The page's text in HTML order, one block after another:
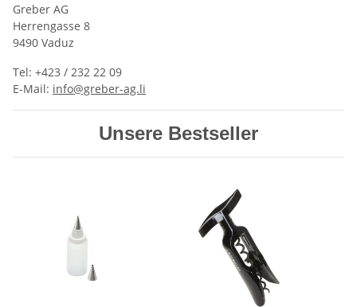
Greber AG
Herrengasse 8
9490 Vaduz
Tel: +423 / 232 22 09
E-Mail: info@greber-ag.li
Unsere Bestseller